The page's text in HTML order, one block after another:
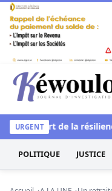
Aller au contenu
Kéwoulo, le premier
URGENT
L’art de la
POLITIQUE JUSTICE